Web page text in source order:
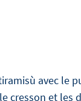
avec le
cresson et les